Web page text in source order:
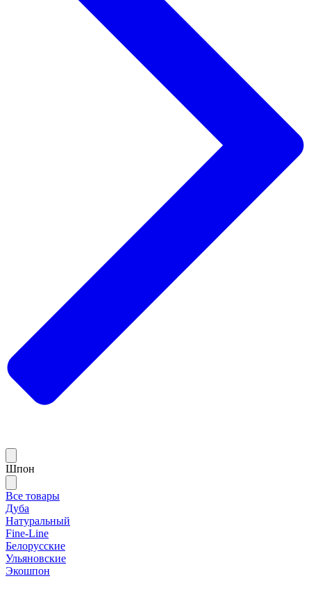
Шпон
Все товары
Дуба
Натуральный
Fine-Line
Белорусские
Ульяновские
Экошпон